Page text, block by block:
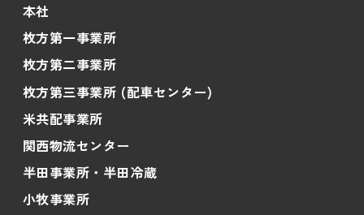
本社
枚方第一事業所
枚方第二事業所
枚方第三事業所 (配車センター)
米共配事業所
関西物流センター
半田事業所・半田冷蔵
小牧事業所